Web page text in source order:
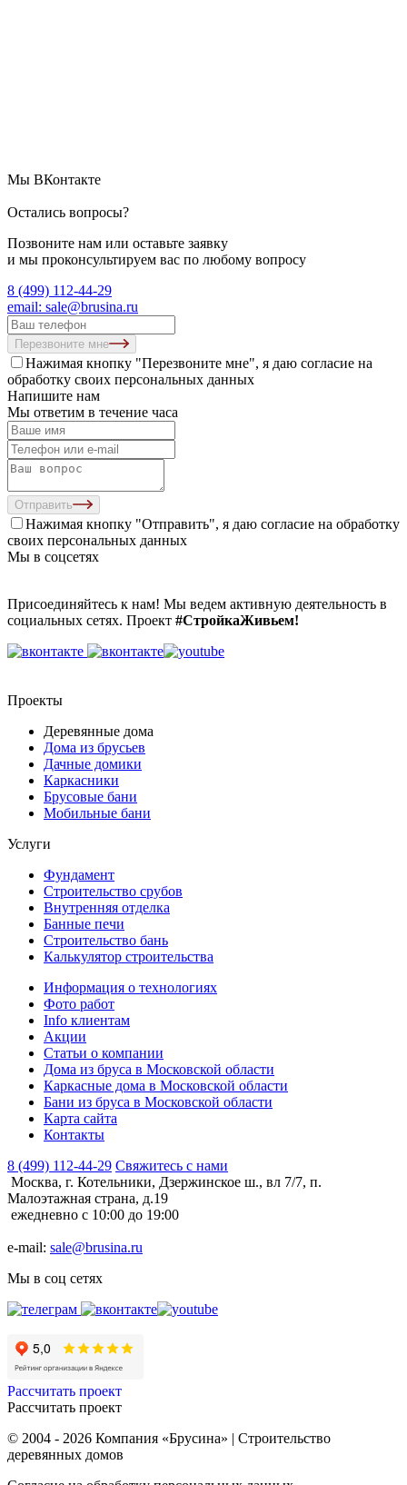
Мы ВКонтакте
Остались вопросы?
Позвоните нам или оставьте заявку
и мы проконсультируем вас по любому вопросу
8 (499) 112-44-29
email: sale@brusina.ru
Перезвоните мне
Нажимая кнопку "Перезвоните мне", я даю согласие на
обработку своих персональных данных
Напишите нам
Мы ответим в течение часа
Отправить
Нажимая кнопку "Отправить", я даю согласие на обработку
своих персональных данных
Мы в соцсетях
Присоединяйтесь к нам! Мы ведем активную деятельность в
социальных сетях. Проект #СтройкаЖивьем!
Проекты
Деревянные дома
Дома из брусьев
Дачные домики
Каркасники
Брусовые бани
Мобильные бани
Услуги
Фундамент
Строительство срубов
Внутренняя отделка
Банные печи
Строительство бань
Калькулятор строительства
Информация о технологиях
Фото работ
Info клиентам
Акции
Статьи о компании
Дома из бруса в Московской области
Каркасные дома в Московской области
Бани из бруса в Московской области
Карта сайта
Контакты
8 (499) 112-44-29 Свяжитесь с нами
Москва, г. Котельники, Дзержинское ш., вл 7/7, п.
Малоэтажная страна, д.19
ежедневно с 10:00 до 19:00
e-mail: sale@brusina.ru
Мы в соц сетях
Рассчитать проект
Рассчитать проект
© 2004 - 2026 Компания «Брусина» | Строительство
деревянных домов